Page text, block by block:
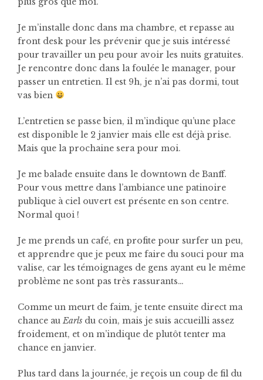
Je m’installe donc dans ma chambre, et repasse au
front desk pour les prévenir que je suis intéressé
pour travailler un peu pour avoir les nuits gratuites.
Je rencontre donc dans la foulée le manager, pour
passer un entretien. Il est 9h, je n’ai pas dormi, tout
vas bien
L’entretien se passe bien, il m’indique qu’une place
est disponible le 2 janvier mais elle est déjà prise.
Mais que la prochaine sera pour moi.
Je me balade ensuite dans le downtown de Banff.
Pour vous mettre dans l’ambiance une patinoire
publique à ciel ouvert est présente en son centre.
Normal quoi !
Je me prends un café, en profite pour surfer un peu,
et apprendre que je peux me faire du souci pour ma
valise, car les témoignages de gens ayant eu le même
problème ne sont pas très rassurants…
Comme un meurt de faim, je tente ensuite direct ma
chance auEarls du coin, mais je suis accueilli assez
froidement, et on m’indique de plutôt tenter ma
chance en janvier.
Plus tard dans la journée, je reçois un coup de fil du